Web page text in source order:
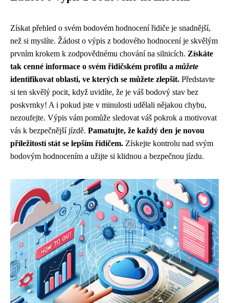
Získat přehled o svém bodovém hodnocení řidiče je snadnější,
než si myslíte. Žádost o výpis z bodového hodnocení je skvělým
prvním krokem k zodpovědnému chování na silnicích. Získáte
tak cenné informace o svém řidičském profilu a můžete
identifikovat oblasti, ve kterých se můžete zlepšit. Představte
si ten skvělý pocit, když uvidíte, že je váš bodový stav bez
poskvrnky! A i pokud jste v minulosti udělali nějakou chybu,
nezoufejte. Výpis vám pomůže sledovat váš pokrok a motivovat
vás k bezpečnější jízdě. Pamatujte, že každý den je novou
příležitostí stát se lepším řidičem. Získejte kontrolu nad svým
bodovým hodnocením a užijte si klidnou a bezpečnou jízdu.